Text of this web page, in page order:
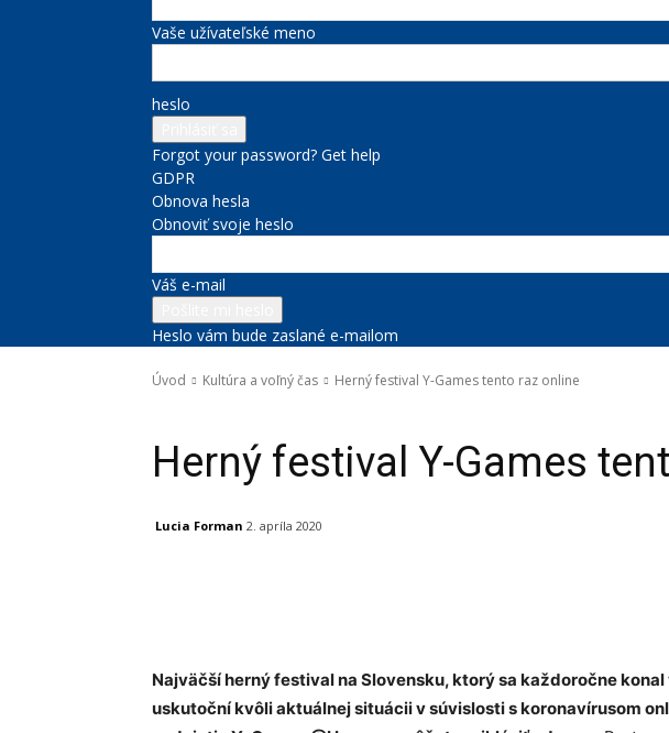
Vaše užívateľské meno
heslo
Forgot your password? Get help
GDPR
Obnova hesla
Obnoviť svoje heslo
Váš e-mail
Heslo vám bude zaslané e-mailom
Úvod Kultúra a voľný čas Herný festival Y-Games tento raz online
Herný festival Y-Games
Lucia Forman 2. apríla 2020
Najväčší herný festival na Slovensku, ktorý sa každoročne
uskutoční kvôli aktuálnej situácii v súvislosti s koronavírusom